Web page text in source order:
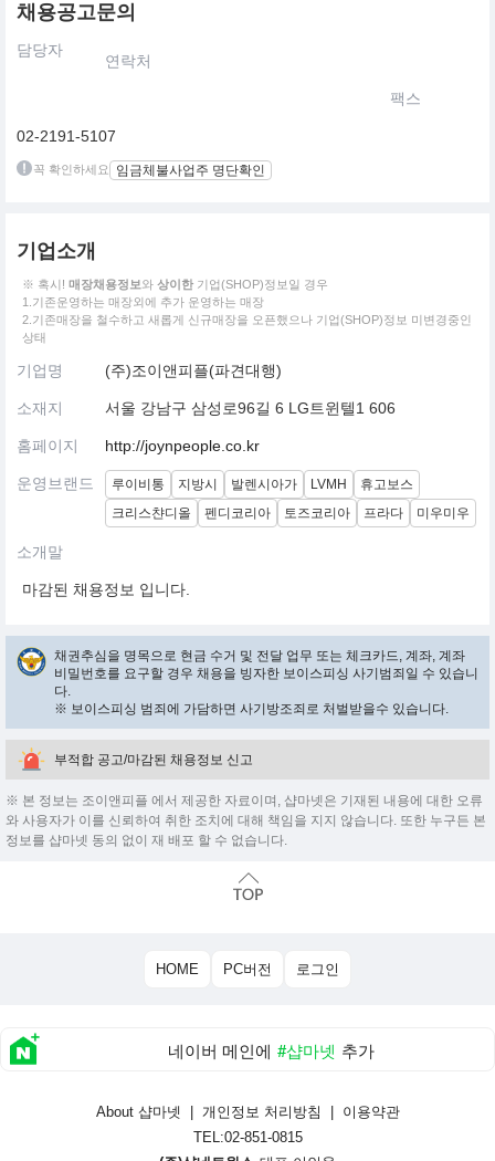
채용공고문의
담당자
연락처
팩스
02-2191-5107
꼭 확인하세요 임금체불사업주 명단확인
기업소개
※ 혹시! 매장채용정보와 상이한 기업(SHOP)정보일 경우
1.기존운영하는 매장외에 추가 운영하는 매장
2.기존매장을 철수하고 새롭게 신규매장을 오픈했으나 기업(SHOP)정보 미변경중인
상태
기업명 (주)조이앤피플(파견대행)
소재지 서울 강남구 삼성로96길 6 LG트윈텔1 606
홈페이지 http://joynpeople.co.kr
운영브랜드 루이비통 지방시 발렌시아가 LVMH
휴고보스
크리스챤디올
펜디코리아 토즈코리아 프라다 미우미우
소개말
마감된 채용정보 입니다.
채권추심을 명목으로 현금 수거 및 전달 업무 또는 체크카드, 계좌, 계좌
비밀번호를 요구할 경우 채용을 빙자한 보이스피싱 사기범죄일 수 있습니
다.
※ 보이스피싱 범죄에 가담하면 사기방조죄로 처벌받을수 있습니다.
부적합 공고/마감된 채용정보 신고
※ 본 정보는 조이앤피플 에서 제공한 자료이며, 샵마넷은 기재된 내용에 대한 오류
와 사용자가 이를 신뢰하여 취한 조치에 대해 책임을 지지 않습니다. 또한 누구든 본
정보를 샵마넷 동의 없이 재 배포 할 수 없습니다.
HOME PC버전 로그인
네이버 메인에 #샵마넷 추가
About 샵마넷 개인정보 처리방침
이용약관
TEL:02-851-0815